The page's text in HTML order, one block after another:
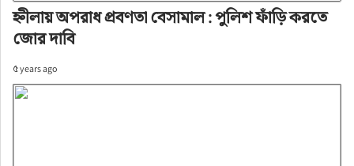
হ্নীলায় অপরাধ প্রবণতা বেসামাল : পুলিশ ফাঁড়ি করতে
জোর দাবি
৫ years ago